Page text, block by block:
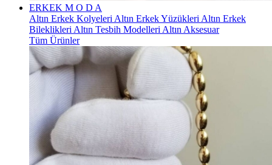
ERKEK M O D A
Altın Erkek Kolyeleri Altın Erkek Yüzükleri Altın Erkek
Bileklikleri Altın Tesbih Modelleri Altın Aksesuar
Tüm Ürünler